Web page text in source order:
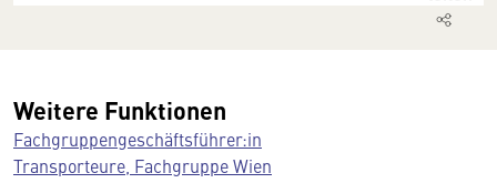
Weitere Funktionen
Fachgruppengeschäftsführer:in
Transporteure, Fachgruppe Wien